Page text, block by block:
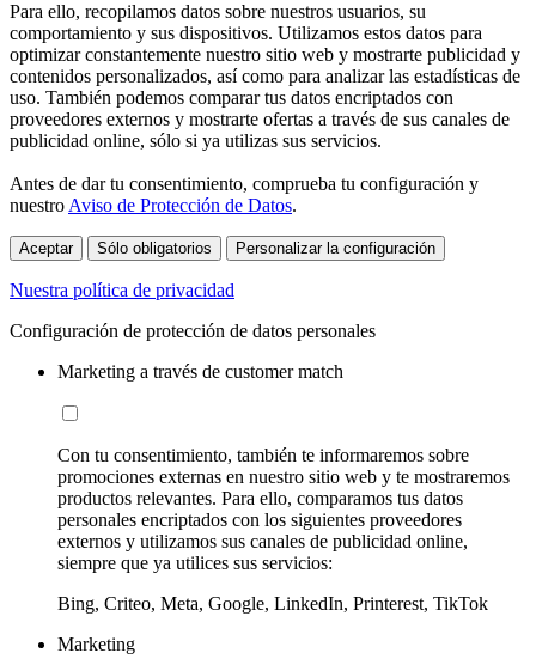
Para ello, recopilamos datos sobre nuestros usuarios, su
comportamiento y sus dispositivos. Utilizamos estos datos para
optimizar constantemente nuestro sitio web y mostrarte publicidad y
contenidos personalizados, así como para analizar las estadísticas de
uso. También podemos comparar tus datos encriptados con
proveedores externos y mostrarte ofertas a través de sus canales de
publicidad online, sólo si ya utilizas sus servicios.
Antes de dar tu consentimiento, comprueba tu configuración y
nuestro Aviso de Protección de Datos.
Aceptar Sólo obligatorios Personalizar la configuración
Nuestra política de privacidad
Configuración de protección de datos personales
Marketing a través de customer match
Con tu consentimiento, también te informaremos sobre
promociones externas en nuestro sitio web y te mostraremos
productos relevantes. Para ello, comparamos tus datos
personales encriptados con los siguientes proveedores
externos y utilizamos sus canales de publicidad online,
siempre que ya utilices sus servicios:
Bing, Criteo, Meta, Google, LinkedIn, Printerest, TikTok
Marketing